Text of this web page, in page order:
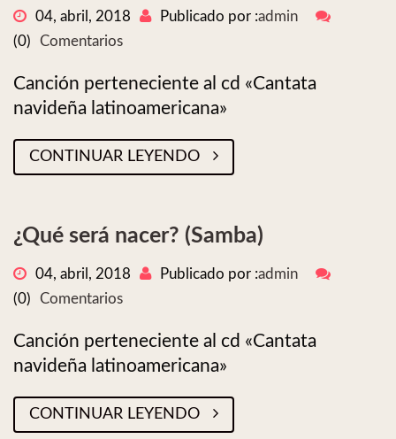
04, abril, 2018 Publicado por :admin
(0)
Comentarios
Canción perteneciente al cd «Cantata
navideña latinoamericana»
CONTINUAR LEYENDO
¿Qué será nacer? (Samba)
04, abril, 2018 Publicado por :admin
(0)
Comentarios
Canción perteneciente al cd «Cantata
navideña latinoamericana»
CONTINUAR LEYENDO